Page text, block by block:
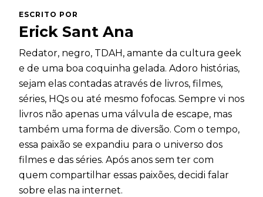
ESCRITO POR
Erick Sant Ana
Redator, negro, TDAH, amante da cultura geek
e de uma boa coquinha gelada. Adoro histórias,
sejam elas contadas através de livros, filmes,
séries, HQs ou até mesmo fofocas. Sempre vi nos
livros não apenas uma válvula de escape, mas
também uma forma de diversão. Com o tempo,
essa paixão se expandiu para o universo dos
filmes e das séries. Após anos sem ter com
quem compartilhar essas paixões, decidi falar
sobre elas na internet.